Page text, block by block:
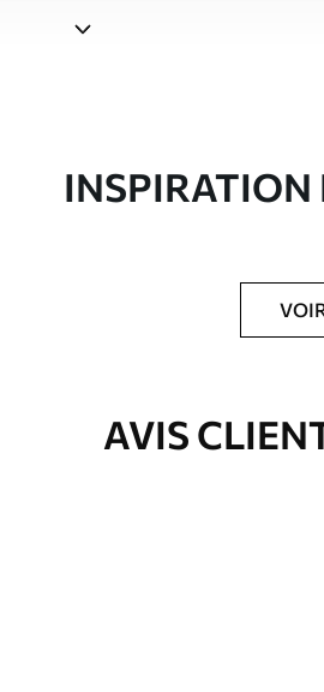
Uwalls
et livré en rouleaux jusqu’à
INSPIRATION
AVIS